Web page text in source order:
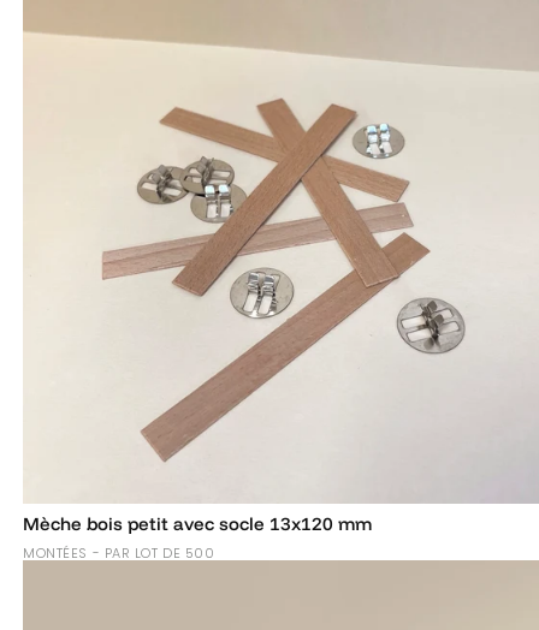
Mèche bois petit avec socle 13x120 mm
MONTÉES - PAR LOT DE 500